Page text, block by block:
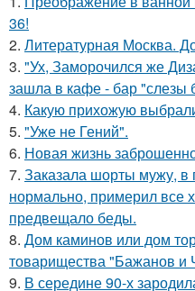
36!
2. Литературная Москва.
3. "Ух, Заморочился же
зашла в кафе - бар "слезы
4. Какую прихожую
5. "Уже не Гений".
6. Новая жизнь
7. Заказала шорты мужу, в
нормально, примерил все
предвещало беды.
8. Дом каминов или дом
товарищества "Бажанов
9. В середине 90-х